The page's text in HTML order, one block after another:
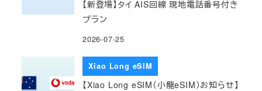
【新登場】タイ AIS回線 現地電話番号付き
プラン
2026-07-25
Xiao Long eSIM
【Xiao Long eSIM（小龍eSIM）お知らせ】